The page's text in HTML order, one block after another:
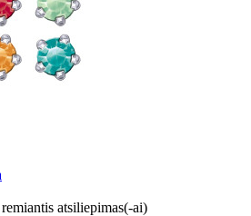
atsiliepimas(-ai)